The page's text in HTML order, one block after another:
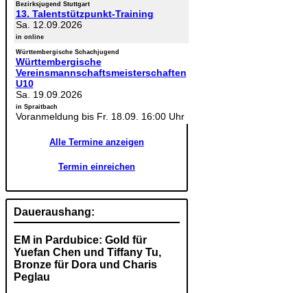
Bezirksjugend Stuttgart
13. Talentstützpunkt-Training
Sa. 12.09.2026
in online
Württembergische Schachjugend
Württembergische
Vereinsmannschaftsmeisterschaften
U10
Sa. 19.09.2026
in Spraitbach
Voranmeldung bis Fr. 18.09. 16:00 Uhr
Alle Termine anzeigen
Termin einreichen
Daueraushang:
EM in Pardubice: Gold für
Yuefan Chen und Tiffany Tu,
Bronze für Dora und Charis
Peglau